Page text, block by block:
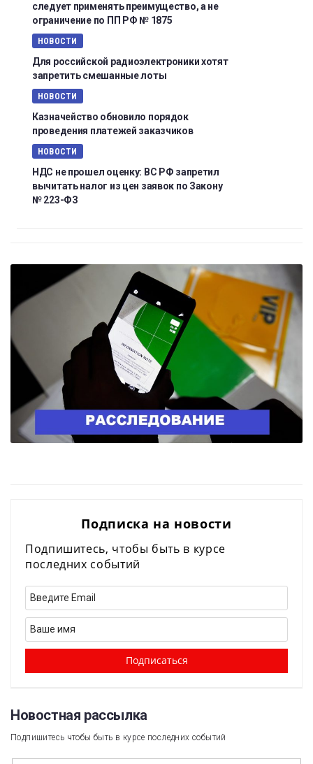
следует применять преимущество, а не
ограничение по ПП РФ № 1875
НОВОСТИ
Для российской радиоэлектроники хотят
запретить смешанные лоты
НОВОСТИ
Казначейство обновило порядок
проведения платежей заказчиков
НОВОСТИ
НДС не прошел оценку: ВС РФ запретил
вычитать налог из цен заявок по Закону
№ 223-ФЗ
Подписка на новости
Подпишитесь, чтобы быть в курсе
последних событий
Новостная рассылка​
Подпишитесь чтобы быть в курсе последних событий